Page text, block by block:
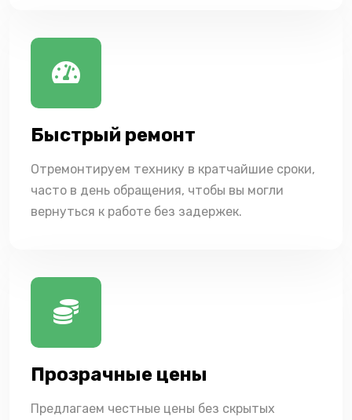
Быстрый ремонт
Отремонтируем технику в кратчайшие сроки,
часто в день обращения, чтобы вы могли
вернуться к работе без задержек.
Прозрачные цены
Предлагаем честные цены без скрытых